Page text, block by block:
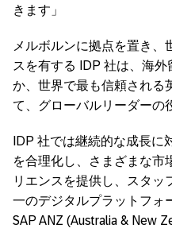
きます」
メルボルンに拠点を置き、
スを有する IDP 社は、海
か、世界で最も信頼される
て、グローバルリーダーの
IDP 社では継続的な成長に
を合理化し、さまざまな市
リエンスを提供し、スタッ
一のデジタルプラットフォ
SAP ANZ (Australia & New